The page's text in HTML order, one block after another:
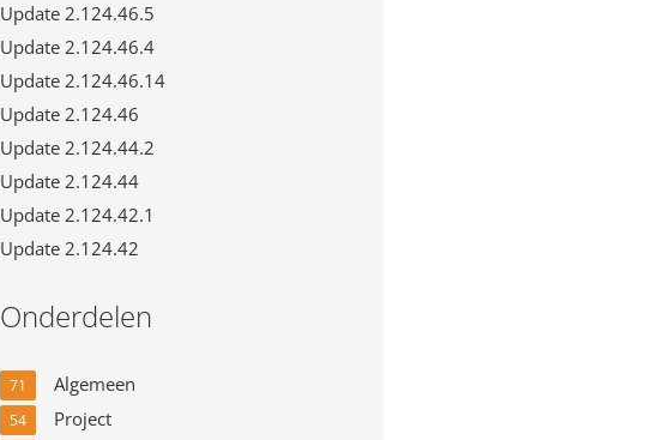
Update 2.124.46.5
Update 2.124.46.4
Update 2.124.46.14
Update 2.124.46
Update 2.124.44.2
Update 2.124.44
Update 2.124.42.1
Update 2.124.42
Onderdelen
71 Algemeen
54 Project